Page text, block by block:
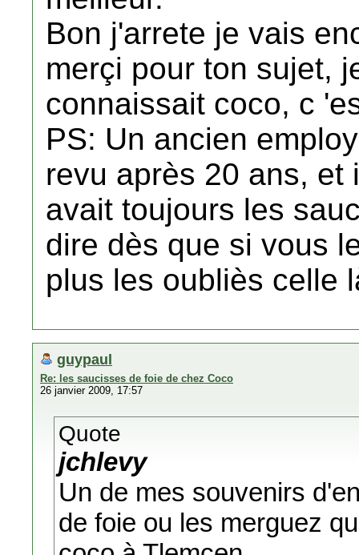
Bon j'arrete je vais
merçi pour ton sujet,
connaissait coco, c
PS: Un ancien
revu après 20 ans, et
avait toujours les
dire dès que si vous
plus les oubliès celle
guypaul
Re: les saucisses de foie de chez Coco
26 janvier 2009, 17:57
Quote
jchlevy
Un de mes souvenirs
de foie ou les merguez